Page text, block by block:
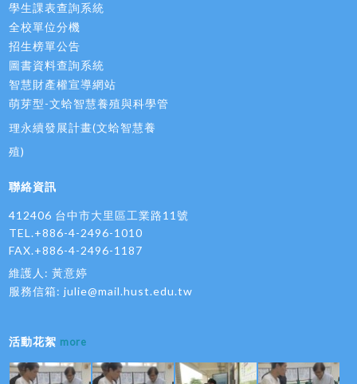
學生課表查詢系統
全校單位分機
招生榜單公告
圖書資料查詢系統
智慧財產權宣導網站
萌芽型-文蛤智慧養殖與科學管
理永續發展計畫(文蛤智慧養
殖)
聯絡資訊
412406 台中市大里區工業路11號
TEL.+886-4-2496-1010
FAX.+886-4-2496-1187
維護人: 黃意婷
服務信箱:julie@mail.hust.edu.tw
活動花絮 more